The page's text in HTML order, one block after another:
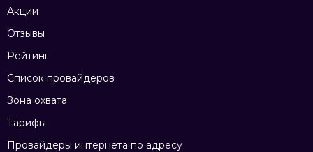
Акции
Отзывы
Рейтинг
Список провайдеров
Зона охвата
Тарифы
Провайдеры интернета по адресу